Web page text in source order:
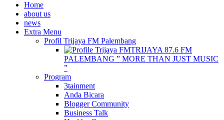
Home
about us
news
Extra Menu
Profil Trijaya FM Palembang
TRIJAYA 87.6 FM
PALEMBANG ” MORE THAN JUST MUSIC
”
Program
3tainment
Anda Bicara
Blogger Community
Business Talk